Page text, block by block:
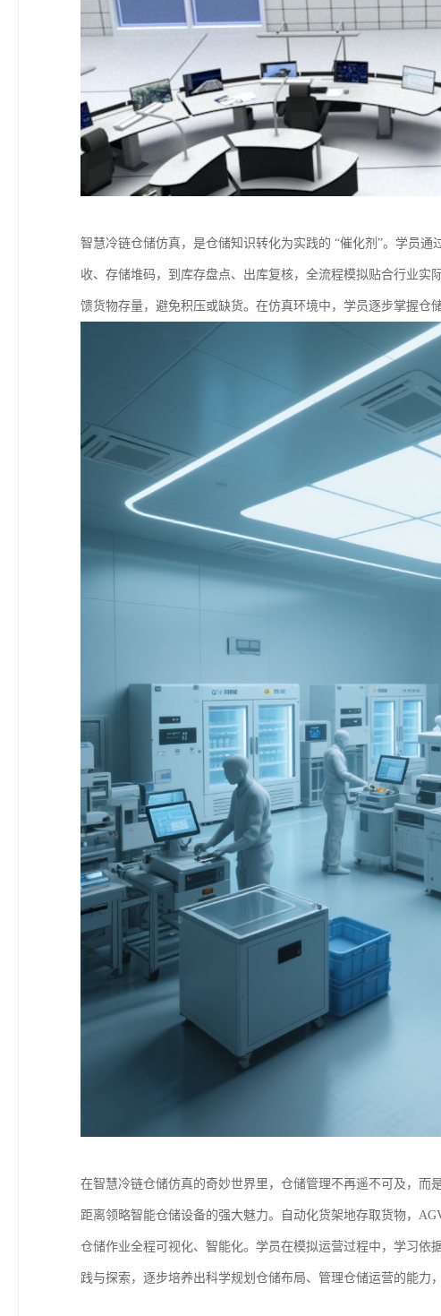
智慧冷链仓储仿真，是仓储知识转化为实践的 “催化剂”。学员
收、存储堆码，到库存盘点、出库复核，全流程模拟贴合行业
馈货物存量，避免积压或缺货。在仿真环境中，学员逐步掌握仓
在智慧冷链仓储仿真的奇妙世界里，仓储管理不再遥不可及，
距离领略智能仓储设备的强大魅力。自动化货架地存取货物，
仓储作业全程可视化、智能化。学员在模拟运营过程中，学习
践与探索，逐步培养出科学规划仓储布局、管理仓储运营的能力